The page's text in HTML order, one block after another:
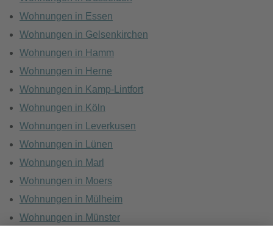
Wohnungen in Essen
Wohnungen in Gelsenkirchen
Wohnungen in Hamm
Wohnungen in Herne
Wohnungen in Kamp-Lintfort
Wohnungen in Köln
Wohnungen in Leverkusen
Wohnungen in Lünen
Wohnungen in Marl
Wohnungen in Moers
Wohnungen in Mülheim
Wohnungen in Münster